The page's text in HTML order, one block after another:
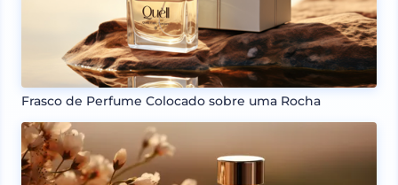
Frasco de Perfume Colocado sobre uma Rocha